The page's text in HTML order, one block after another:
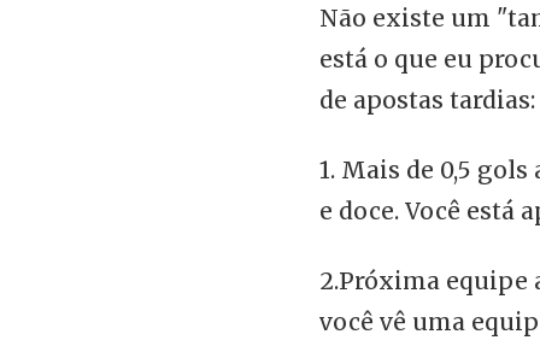
Não existe um
está o que eu
de apostas tardias:
1. Mais de 0,5
e doce. Você está
2.Próxima equipe
você vê uma